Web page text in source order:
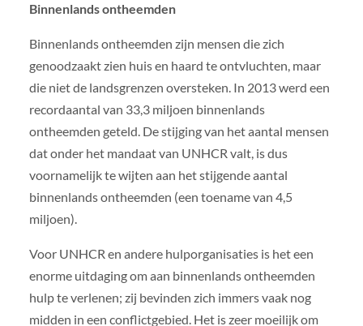
Binnenlands ontheemden
Binnenlands ontheemden zijn mensen die zich
genoodzaakt zien huis en haard te ontvluchten, maar
die niet de landsgrenzen oversteken. In 2013 werd een
recordaantal van 33,3 miljoen binnenlands
ontheemden geteld. De stijging van het aantal mensen
dat onder het mandaat van UNHCR valt, is dus
voornamelijk te wijten aan het stijgende aantal
binnenlands ontheemden (een toename van 4,5
miljoen).
Voor UNHCR en andere hulporganisaties is het een
enorme uitdaging om aan binnenlands ontheemden
hulp te verlenen; zij bevinden zich immers vaak nog
midden in een conflictgebied. Het is zeer moeilijk om